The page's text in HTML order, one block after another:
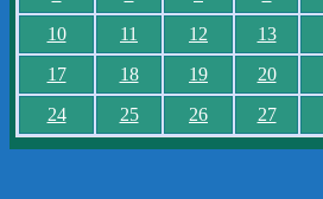
10
11 12 13
17
18 19 20
24
25 26 27